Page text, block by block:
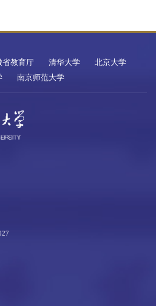
省教育厅 清华大学
北京大学
南京师范大学